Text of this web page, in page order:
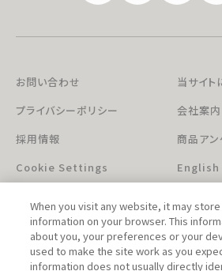
お問い合わせ
当サイト
プライバシーポリシー
会社案内
採用情報
商品アン
Cookie Settings
English
When you visit any website, it may
information on your browser. This
about you, your preferences or your
used to make the site work as you
information does not usually directly